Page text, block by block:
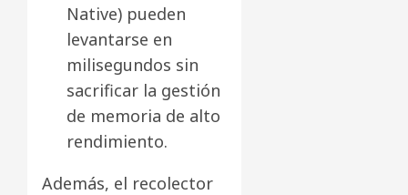
Native) pueden
levantarse en
milisegundos sin
sacrificar la gestión
de memoria de alto
rendimiento.
Además, el recolector